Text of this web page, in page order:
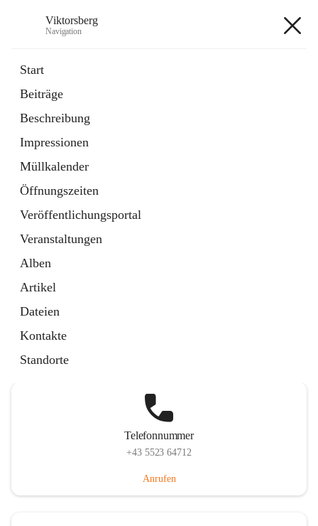
Viktorsberg
Navigation
Start
Beiträge
Beschreibung
Impressionen
Müllkalender
Öffnungszeiten
Veröffentlichungsportal
Veranstaltungen
Alben
Artikel
Dateien
Kontakte
Standorte
1 Schnellzugriff
Bürgerservice
10 Schnellzugriffe
Telefonnummer
+43 5523 64712
Anrufen